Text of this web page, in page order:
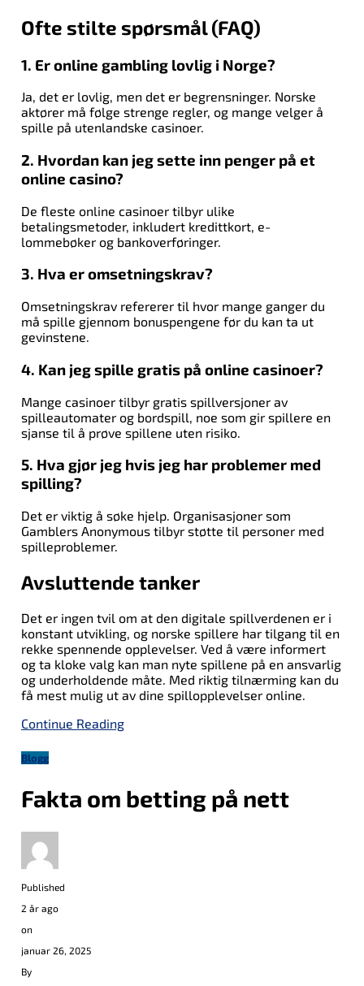
Ofte stilte spørsmål (FAQ)
1. Er online gambling lovlig i Norge?
Ja, det er lovlig, men det er begrensninger. Norske
aktører må følge strenge regler, og mange velger å
spille på utenlandske casinoer.
2. Hvordan kan jeg sette inn penger på et
online casino?
De fleste online casinoer tilbyr ulike
betalingsmetoder, inkludert kredittkort, e-
lommebøker og bankoverføringer.
3. Hva er omsetningskrav?
Omsetningskrav refererer til hvor mange ganger du
må spille gjennom bonuspengene før du kan ta ut
gevinstene.
4. Kan jeg spille gratis på online casinoer?
Mange casinoer tilbyr gratis spillversjoner av
spilleautomater og bordspill, noe som gir spillere en
sjanse til å prøve spillene uten risiko.
5. Hva gjør jeg hvis jeg har problemer med
spilling?
Det er viktig å søke hjelp. Organisasjoner som
Gamblers Anonymous tilbyr støtte til personer med
spilleproblemer.
Avsluttende tanker
Det er ingen tvil om at den digitale spillverdenen er i
konstant utvikling, og norske spillere har tilgang til en
rekke spennende opplevelser. Ved å være informert
og ta kloke valg kan man nyte spillene på en ansvarlig
og underholdende måte. Med riktig tilnærming kan du
få mest mulig ut av dine spillopplevelser online.
Continue Reading
Blogg
Fakta om betting på nett
Published
2 år ago
on
januar 26, 2025
By